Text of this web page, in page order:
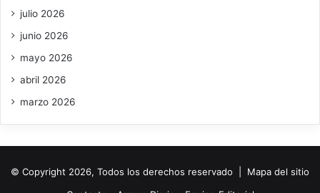
julio 2026
junio 2026
mayo 2026
abril 2026
marzo 2026
© Copyright 2026, Todos los derechos reservado | Mapa del sitio